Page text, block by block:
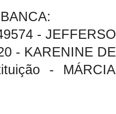
-
- KARENINE
-